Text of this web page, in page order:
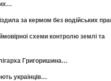
за кермом без водійських
схеми контролю землі та
Григоришина…
українців…